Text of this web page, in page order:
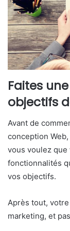
Faites
objectifs
Avant de
conception
vous voulez que
fonctionnalités
vos objectifs.
Après tout,
marketing, et